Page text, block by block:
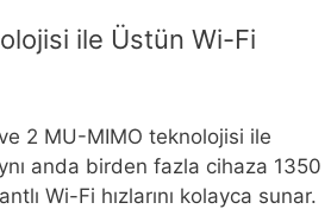
ile Üstün Wi-Fi
2 MU-MIMO teknolojisi ile
anda birden fazla cihaza 1350
Wi-Fi hızlarını kolayca sunar.